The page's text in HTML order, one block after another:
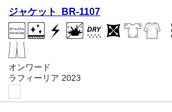
ジャケット BR-1107
オンワード
ラフィーリア 2023